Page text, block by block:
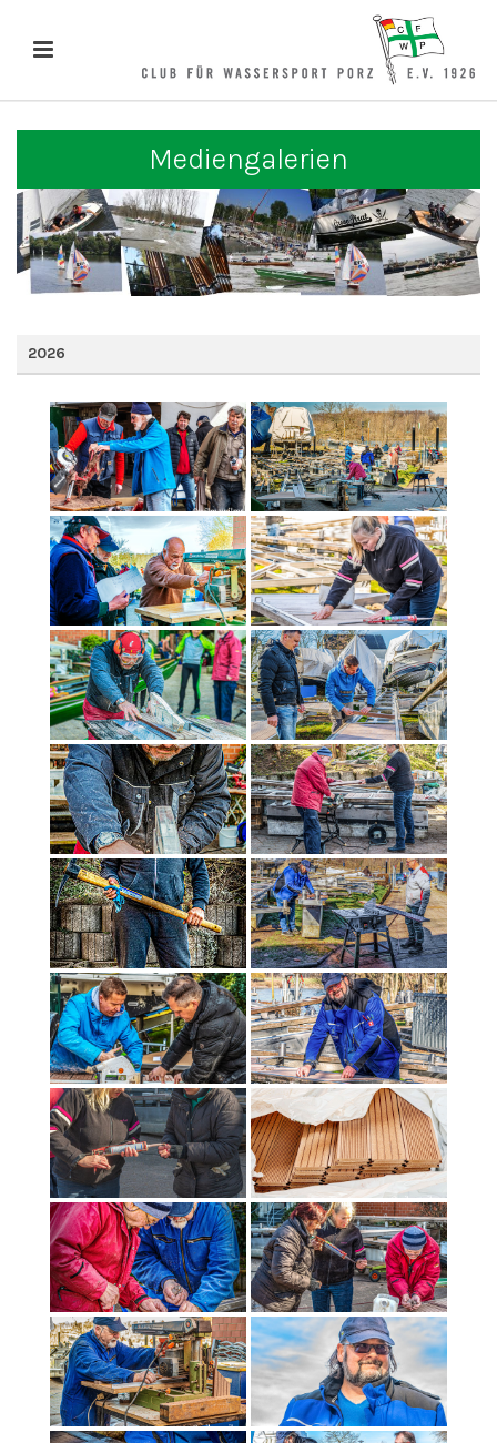
Mediengalerien
2026